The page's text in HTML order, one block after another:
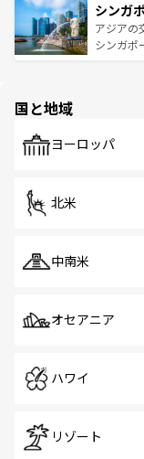
参照して
激する。
が待って
た文化、
み、どこ
ており、
うな絶景
シンガ
アジアの
シンガポ
で、ホー
国と地域
ヨーロッパ
北米
中南米
オセアニア
ハワイ
リゾート